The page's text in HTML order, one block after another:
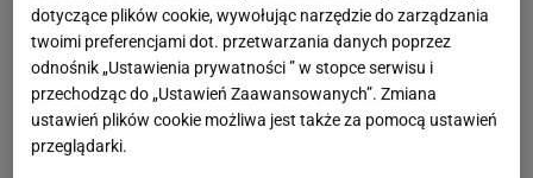
dotyczące plików cookie, wywołując narzędzie do zarządzania
twoimi preferencjami dot. przetwarzania danych poprzez
odnośnik „Ustawienia prywatności ” w stopce serwisu i
przechodząc do „Ustawień Zaawansowanych”. Zmiana
ustawień plików cookie możliwa jest także za pomocą ustawień
przeglądarki.